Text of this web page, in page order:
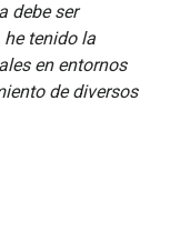
debe ser
he tenido la
en entornos
de diversos